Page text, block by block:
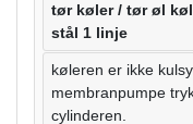
tør køler / tør øl
stål 1 linje
køleren er ikke
membranpumpe
cylinderen.